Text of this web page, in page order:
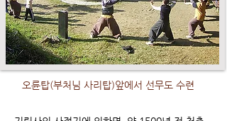
오륜탑(부처님 사리탑)앞에서 선무도 수련